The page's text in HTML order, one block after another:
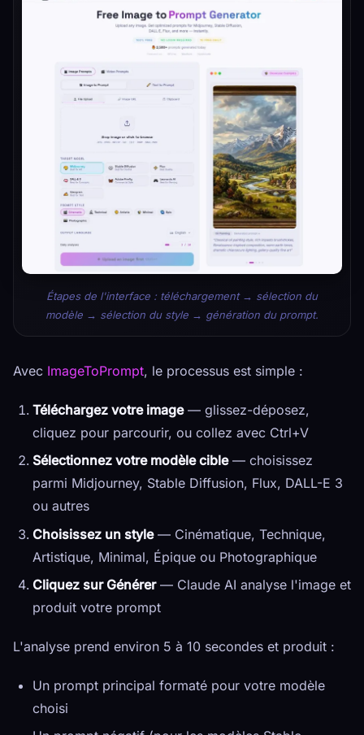
Étapes de l'interface : téléchargement → sélection du
modèle → sélection du style → génération du prompt.
Avec ImageToPrompt, le processus est simple :
Téléchargez votre image— glissez-déposez,
cliquez pour parcourir, ou collez avec Ctrl+V
Sélectionnez votre modèle cible— choisissez
parmi Midjourney, Stable Diffusion, Flux, DALL-E 3
ou autres
Choisissez un style— Cinématique, Technique,
Artistique, Minimal, Épique ou Photographique
Cliquez sur Générer— Claude AI analyse l'image et
produit votre prompt
L'analyse prend environ 5 à 10 secondes et produit :
Un prompt principal formaté pour votre modèle
choisi